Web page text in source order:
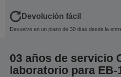
Devolución fácil
Devuelve en un plazo de 30 días desde la
03 años de servicio
laboratorio para EB-